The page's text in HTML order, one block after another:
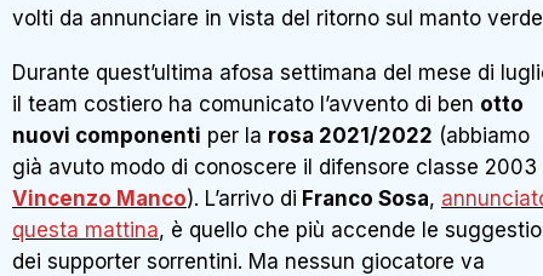
volti da annunciare in vista del ritorno sul manto
Durante quest’ultima afosa settimana del mese di
il team costiero ha comunicato l’avvento di ben otto
nuovi componenti per la rosa 2021/2022 (abbiamo
già avuto modo di conoscere il difensore classe 2003
Vincenzo Manco). L’arrivo di Franco Sosa,
questa mattina, è quello che più accende le
dei supporter sorrentini. Ma nessun giocatore va